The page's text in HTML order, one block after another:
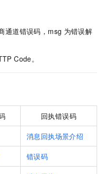
通道错误码，msg 为错误解
Code。
回执错误码
消息回执场景介绍
错误码